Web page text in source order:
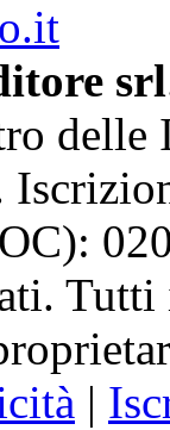
srl
delle
Tutti
|